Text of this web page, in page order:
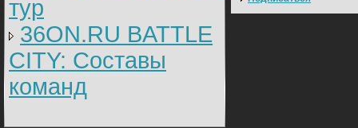
тур
36ON.RU BATTLE
CITY: Составы
команд